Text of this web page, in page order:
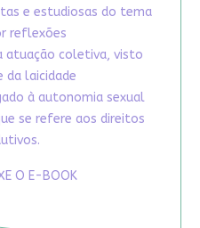
e estudiosas do tema
reflexões
atuação coletiva, visto
da laicidade
à autonomia sexual
se refere aos direitos
O E-BOOK